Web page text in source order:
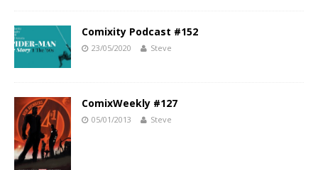
Comixity Podcast #152
23/05/2020 Steve
ComixWeekly #127
05/01/2013 Steve